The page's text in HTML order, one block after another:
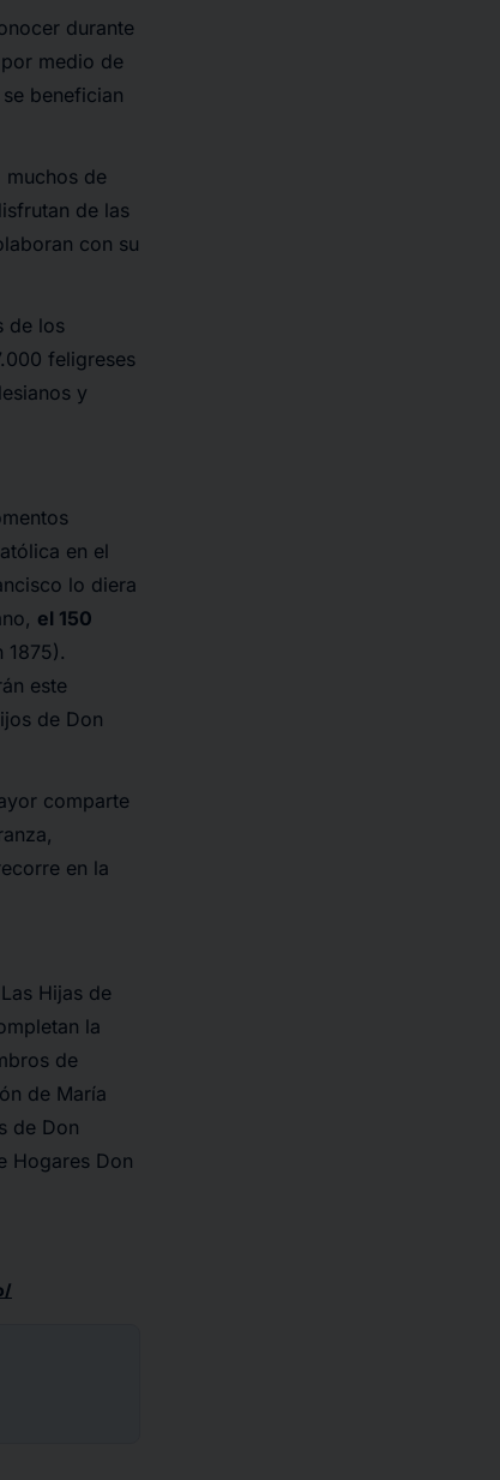
durante
por medio de
benefician
muchos de
de las
con su
de los
feligreses
y
en el
lo diera
el 150
1875).
este
de Don
comparte
en la
Hijas de
la
de
de María
de Don
Hogares Don